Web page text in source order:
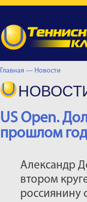
Главная — Новости
US Open.
прошлом
Александр
втором
россиянину